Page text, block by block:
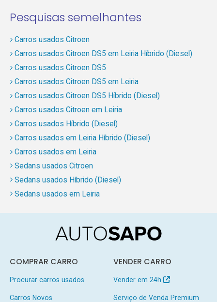
Pesquisas semelhantes
Carros usados Citroen
Carros usados Citroen DS5 em Leiria Híbrido (Diesel)
Carros usados Citroen DS5
Carros usados Citroen DS5 em Leiria
Carros usados Citroen DS5 Híbrido (Diesel)
Carros usados Citroen em Leiria
Carros usados Híbrido (Diesel)
Carros usados em Leiria Híbrido (Diesel)
Carros usados em Leiria
Sedans usados Citroen
Sedans usados Híbrido (Diesel)
Sedans usados em Leiria
COMPRAR CARRO
Procurar carros usados
Carros Novos
VENDER CARRO
Vender em 24h
Serviço de Venda Premium